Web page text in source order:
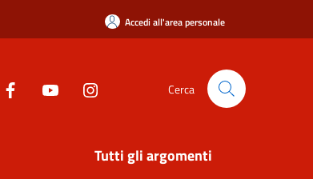
Accedi all'area personale
Cerca
Tutti gli argomenti